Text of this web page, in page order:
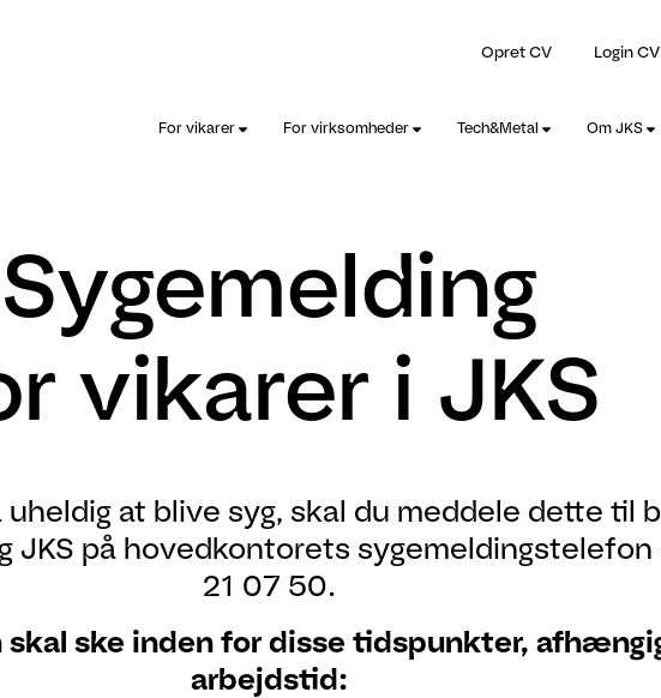
Opret CV Login CV
For vikarer For virksomheder Tech&Metal Om JKS
Sygemelding
vikarer i JKS
uheldig at blive syg, skal du meddele dette til
JKS på hovedkontorets
21 07 50.
skal ske inden for disse tidspunkter,
arbejdstid: